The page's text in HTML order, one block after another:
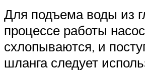
Для подъема воды из
процессе работы
схлопываются, и
шланга следует